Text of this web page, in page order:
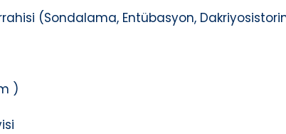
(Sondalama, Entübasyon,
)